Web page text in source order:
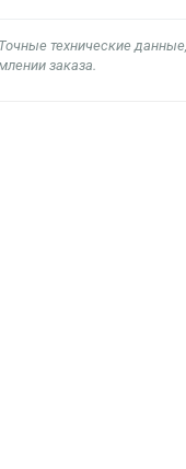
технические
заказа.